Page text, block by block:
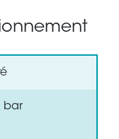
bar